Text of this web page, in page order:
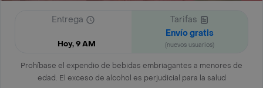
Entrega
Hoy, 9 AM
Tarifas
Envío gratis
(nuevos usuarios)
Prohíbase el expendio de bebidas embriagantes a menores de
edad. El exceso de alcohol es perjudicial para la salud